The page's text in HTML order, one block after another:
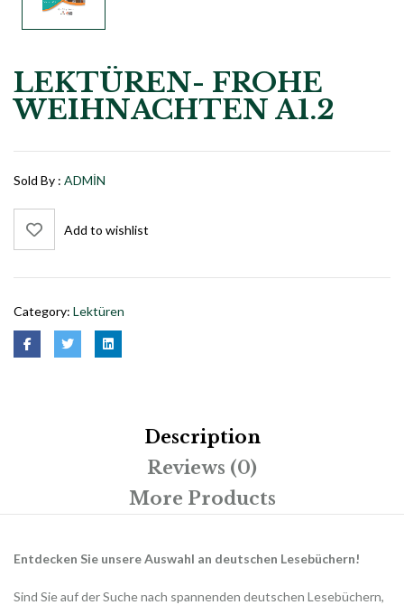
LEKTÜREN- FROHE
WEIHNACHTEN A1.2
Sold By : ADMIN
Add to wishlist
Category: Lektüren
Description
Reviews (0)
More Products
Entdecken Sie unsere Auswahl an deutschen Lesebüchern!
Sind Sie auf der Suche nach spannenden deutschen Lesebüchern,